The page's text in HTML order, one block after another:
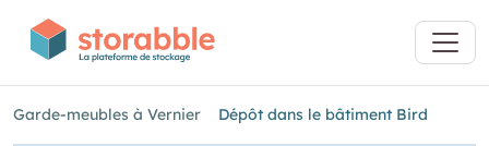
Garde-meubles à Vernier Dépôt dans le bâtiment Bird